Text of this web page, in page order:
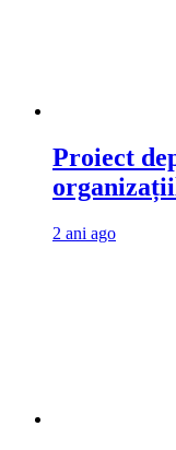
Proiect
2 ani ago